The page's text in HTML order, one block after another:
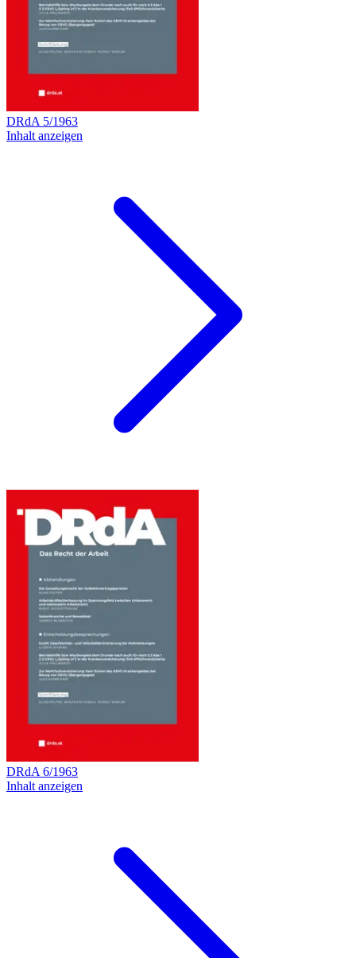
DRdA 5/1963
Inhalt anzeigen
DRdA 6/1963
Inhalt anzeigen